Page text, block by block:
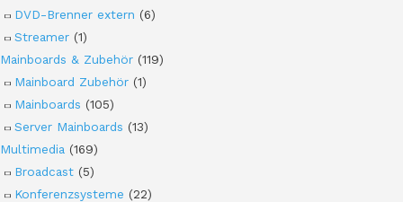
DVD-Brenner extern (6)
Streamer (1)
Mainboards & Zubehör (119)
Mainboard Zubehör (1)
Mainboards (105)
Server Mainboards (13)
Multimedia (169)
Broadcast (5)
Konferenzsysteme (22)